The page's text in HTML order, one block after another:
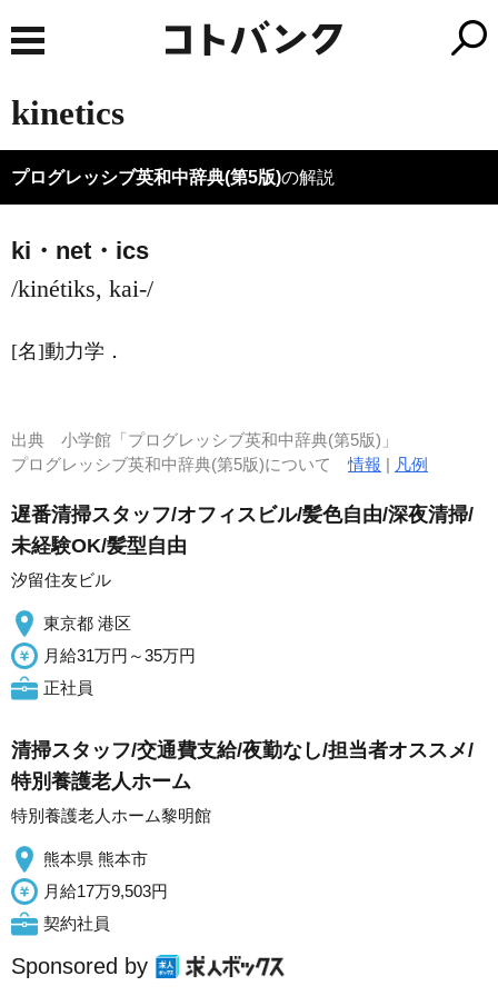
kinetics
プログレッシブ英和中辞典(第5版)の解説
ki・net・ics
/kinétiks, kai-/
[名]動力学 ．
出典 小学館「プログレッシブ英和中辞典(第5版)」
プログレッシブ英和中辞典(第5版)について情報 | 凡例
遅番清掃スタッフ/オフィスビル/髪色自由/深夜清掃/
未経験OK/髪型自由
汐留住友ビル
東京都 港区
月給31万円～35万円
正社員
清掃スタッフ/交通費支給/夜勤なし/担当者オススメ/
特別養護老人ホーム
特別養護老人ホーム黎明館
熊本県 熊本市
月給17万9,503円
契約社員
Sponsored by